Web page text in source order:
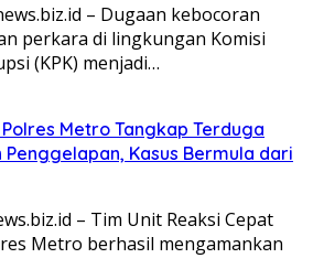
– Dugaan kebocoran
perkara di lingkungan Komisi
(KPK) menjadi…
Metro Tangkap Terduga
Penggelapan, Kasus Bermula dari
– Tim Unit Reaksi Cepat
Metro berhasil mengamankan